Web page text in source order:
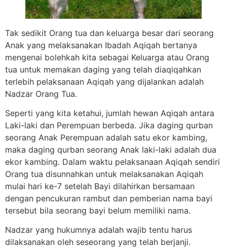
Tak sedikit Orang tua dan keluarga besar dari seorang
Anak yang melaksanakan Ibadah Aqiqah bertanya
mengenai bolehkah kita sebagai Keluarga atau Orang
tua untuk memakan daging yang telah diaqiqahkan
terlebih pelaksanaan Aqiqah yang dijalankan adalah
Nadzar Orang Tua.
Seperti yang kita ketahui, jumlah hewan Aqiqah antara
Laki-laki dan Perempuan berbeda. Jika daging qurban
seorang Anak Perempuan adalah satu ekor kambing,
maka daging qurban seorang Anak laki-laki adalah dua
ekor kambing. Dalam waktu pelaksanaan Aqiqah sendiri
Orang tua disunnahkan untuk melaksanakan Aqiqah
mulai hari ke-7 setelah Bayi dilahirkan bersamaan
dengan pencukuran rambut dan pemberian nama bayi
tersebut bila seorang bayi belum memiliki nama.
Nadzar yang hukumnya adalah wajib tentu harus
dilaksanakan oleh seseorang yang telah berjanji.